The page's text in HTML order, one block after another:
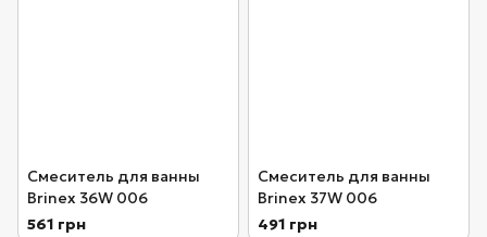
Смеситель для ванны
Brinex 36W 006
561 грн
Смеситель для ванны
Brinex 37W 006
491 грн